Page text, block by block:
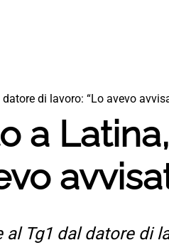
di lavoro: “Lo avevo
a
Tg1 dal datore di